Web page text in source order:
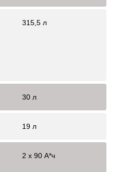
315,5 л
30 л
19 л
2 x 90 А*ч